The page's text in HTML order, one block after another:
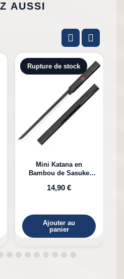
AUSSI
Rupture de stock
Mini Katana en
Bambou de Sasuke
14,90 €
Ajouter au
panier